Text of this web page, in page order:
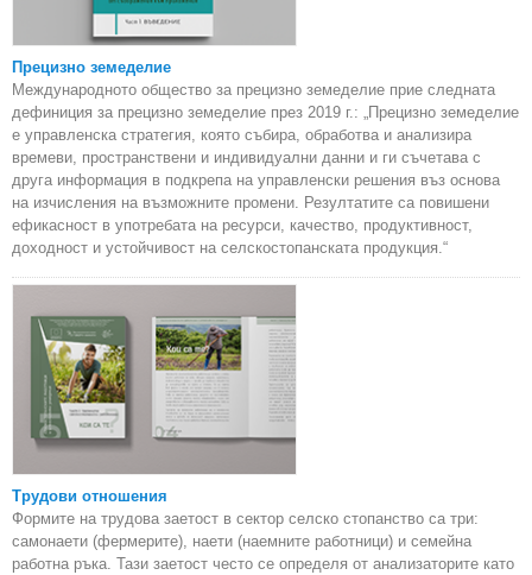
Прецизно земеделие
Международното общество за прецизно земеделие прие следната
дефиниция за прецизно земеделие през 2019 г.: „Прецизно земеделие
е управленска стратегия, която събира, обработва и анализира
времеви, пространствени и индивидуални данни и ги съчетава с
друга информация в подкрепа на управленски решения въз основа
на изчисления на възможните промени. Резултатите са повишени
ефикасност в употребата на ресурси, качество, продуктивност,
доходност и устойчивост на селскостопанската продукция.“
Трудови отношения
Формите на трудова заетост в сектор селско стопанство са три:
самонаети (фермерите), наети (наемните работници) и семейна
работна ръка. Тази заетост често се определя от анализаторите като